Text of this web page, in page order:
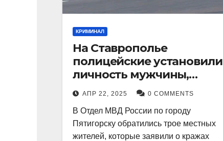
КРИМИНАЛ
На Ставрополье
полицейские установили
личность мужчины,
причастного к кражам
имущества из квартир в
Пятигорске
АПР 22, 2025 0 COMMENTS
В Отдел МВД России по городу
Пятигорску обратились трое местных
жителей, которые заявили о кражах